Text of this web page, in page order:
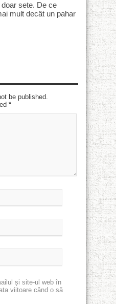
sete. De ce
mult decât un pahar
be published.
*
și site-ul web în
viitoare când o să